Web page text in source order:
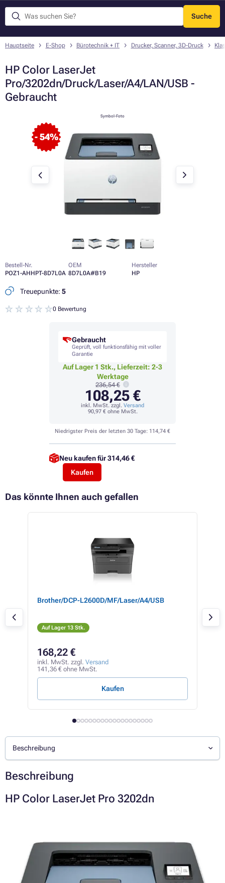
Suche
Menü
Hauptseite E-Shop Bürotechnik + IT Drucker, Scanner, 3D-Druck
HP Color LaserJet
Pro/3202dn/Druck/Laser/A4/LAN/USB -
Gebraucht
- 54%
Symbol-Foto
Bestell-Nr.
POZ1-AHHPT-8D7L0A
OEM
8D7L0A#B19
Hersteller
HP
Treuepunkte: 5
0 Bewertung
Gebraucht
Geprüft, voll funktionsfähig mit voller
Garantie
Auf Lager 1 Stk., Lieferzeit: 2-3
Werktage
236,54 €
108,25 €
inkl. MwSt. zzgl. Versand
90,97 €ohne MwSt.
Niedrigster Preis der letzten 30 Tage: 114,74 €
Neu kaufen für314,46 €
Kaufen
Das könnte Ihnen auch gefallen
Brother/DCP-L2600D/MF/Laser/A4/USB
Auf Lager 13 Stk.
168,22 €
inkl. MwSt. zzgl. Versand
141,36 € ohne MwSt.
Kaufen
Beschreibung
Beschreibung
HP Color LaserJet Pro 3202dn